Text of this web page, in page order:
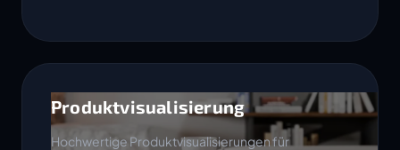
Produktvisualisierung
Hochwertige Produktvisualisierungen für